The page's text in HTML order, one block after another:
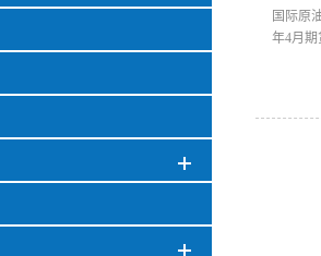
国际原
年4月期